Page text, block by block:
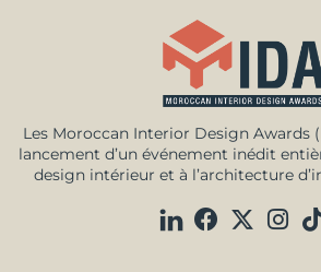
Les Moroccan Interior Design Awards
lancement d’un événement inédit
design intérieur et à l’architecture